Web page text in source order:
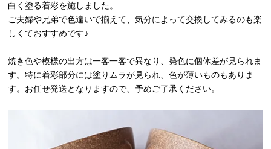
白く塗る着彩を施しました。
ご夫婦や兄弟で色違いで揃えて、気分によって交換してみるのも楽
しくておすすめです♪
焼き色や模様の出方は一客一客で異なり、発色に個体差が見られま
す。特に着彩部分には塗りムラが見られ、色が薄いものもありま
す。お任せ発送となりますので、予めご了承ください。